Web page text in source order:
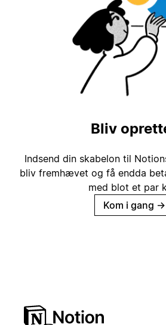
Bliv
Indsend din skabelon til
bliv fremhævet og få endda
med blot et par
Kom i gang →